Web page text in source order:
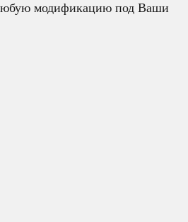
модификацию под Ваши